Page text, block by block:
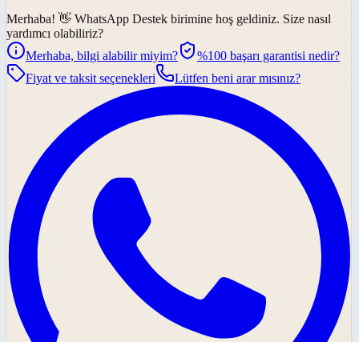
Merhaba! 👋 WhatsApp Destek birimine hoş geldiniz. Size nasıl
yardımcı olabiliriz?
Merhaba, bilgi alabilir miyim?
%100 başarı garantisi nedir?
Fiyat ve taksit seçenekleri
Lütfen beni arar mısınız?